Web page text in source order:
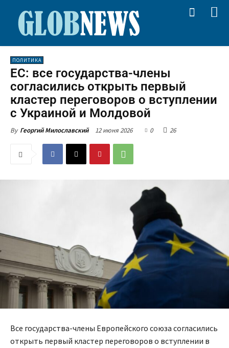
ПОЛИТИКА
ЕС: все государства-члены
согласились открыть первый
кластер переговоров о вступлении
с Украиной и Молдовой
By Георгий Милославский 12 июня 2026 0 26
Все государства-члены Европейского союза согласились
открыть первый кластер переговоров о вступлении в